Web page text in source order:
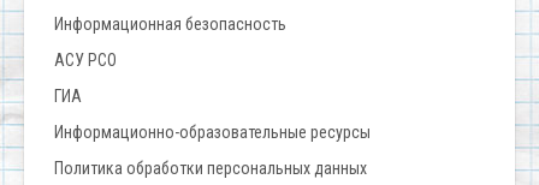
Информационная безопасность
АСУ РСО
ГИА
Информационно-образовательные ресурсы
Политика обработки персональных данных